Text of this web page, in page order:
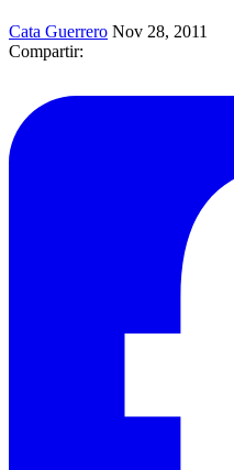
Cata Guerrero Nov 28, 2011
Compartir: